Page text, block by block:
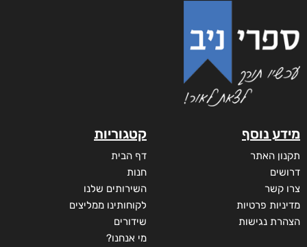
מידע נוסף
תקנון האתר
דרושים
צרו קשר
מדיניות פרטיות
הצהרת נגישות
קטגוריות
דף הבית
חנות
השירותים שלנו
לקוחותינו ממליצים
שידורים
מי אנחנו?